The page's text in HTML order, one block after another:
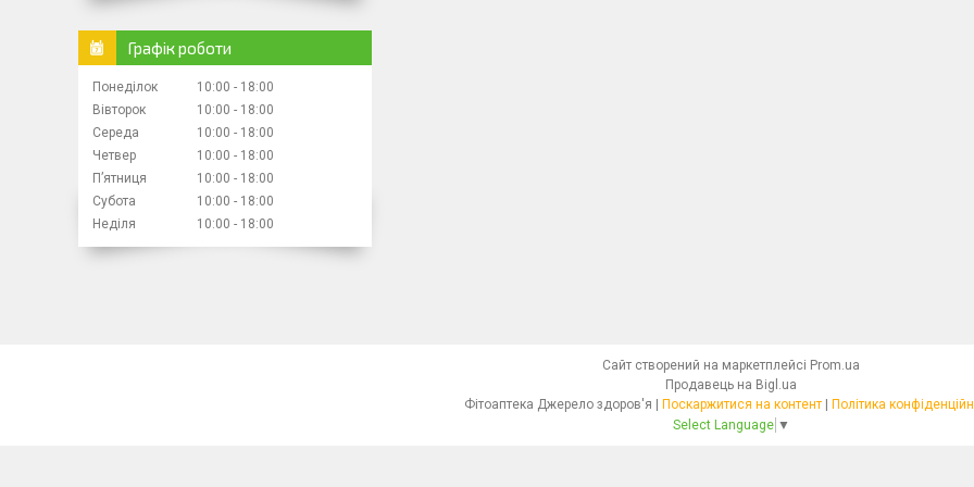
Графік роботи
Понеділок 10:00
18:00
Вівторок
10:00
18:00
Середа
10:00
18:00
Четвер
10:00
18:00
Пʼятниця
10:00
18:00
Субота
10:00
18:00
Неділя
10:00 18:00
Сайт створений на маркетплейсі Prom.ua
Продавець на Bigl.ua
Поскаржитися на контент
Політика
Select Language ▼